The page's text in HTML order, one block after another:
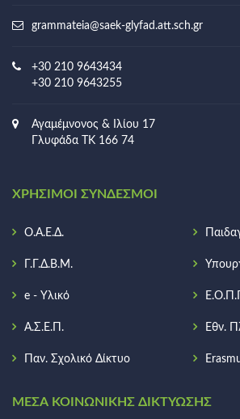
grammateia@saek-glyfad.att.sch.gr
+30 210 9643434
+30 210 9643255
Αγαμέμνονος & Ιλίου 17
Γλυφάδα ΤΚ 166 74
ΧΡΉΣΙΜΟΙ ΣΎΝΔΕΣΜΟΙ
Ο.Α.Ε.Δ.
Γ.Γ.Δ.Β.Μ.
e - Υλικό
Α.Σ.Ε.Π. Εθν.
Παν. Σχολικό Δίκτυο
ΜΈΣΑ ΚΟΙΝΩΝΙΚΉΣ ΔΙΚΤΎΩΣΗΣ